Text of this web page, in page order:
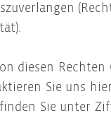
diesen Rechten
Sie uns
Sie unter